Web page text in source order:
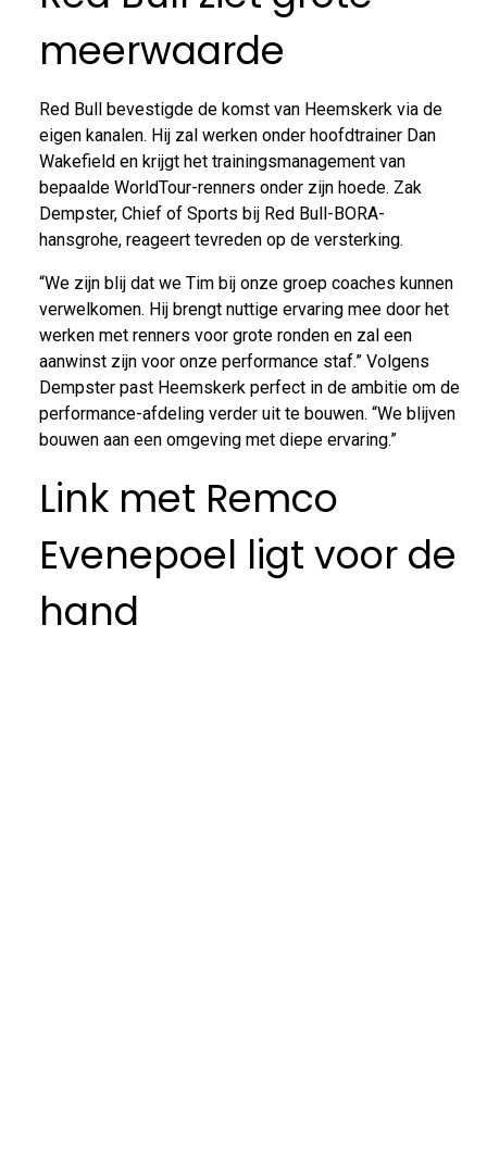
meerwaarde
Red Bull bevestigde de komst van Heemskerk via de
eigen kanalen. Hij zal werken onder hoofdtrainer Dan
Wakefield en krijgt het trainingsmanagement van
bepaalde WorldTour-renners onder zijn hoede. Zak
Dempster, Chief of Sports bij Red Bull-BORA-
hansgrohe, reageert tevreden op de versterking.
“We zijn blij dat we Tim bij onze groep coaches kunnen
verwelkomen. Hij brengt nuttige ervaring mee door het
werken met renners voor grote ronden en zal een
aanwinst zijn voor onze performance staf.” Volgens
Dempster past Heemskerk perfect in de ambitie om de
performance-afdeling verder uit te bouwen. “We blijven
bouwen aan een omgeving met diepe ervaring.”
Link met Remco
Evenepoel ligt voor de
hand